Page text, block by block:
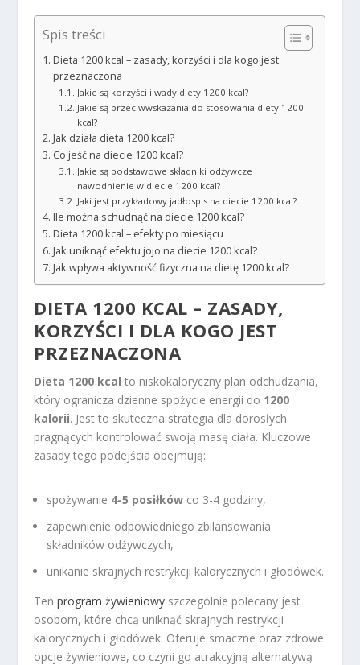
Spis treści
Dieta 1200 kcal – zasady, korzyści i dla kogo jest
przeznaczona
Jakie są korzyści i wady diety 1200 kcal?
Jakie są przeciwwskazania do stosowania diety 1200
kcal?
Jak działa dieta 1200 kcal?
Co jeść na diecie 1200 kcal?
Jakie są podstawowe składniki odżywcze i
nawodnienie w diecie 1200 kcal?
Jaki jest przykładowy jadłospis na diecie 1200 kcal?
Ile można schudnąć na diecie 1200 kcal?
Dieta 1200 kcal – efekty po miesiącu
Jak uniknąć efektu jojo na diecie 1200 kcal?
Jak wpływa aktywność fizyczna na dietę 1200 kcal?
DIETA 1200 KCAL – ZASADY,
KORZYŚCI I DLA KOGO JEST
PRZEZNACZONA
Dieta 1200 kcal to niskokaloryczny plan odchudzania,
który ogranicza dzienne spożycie energii do 1200
kalorii. Jest to skuteczna strategia dla dorosłych
pragnących kontrolować swoją masę ciała. Kluczowe
zasady tego podejścia obejmują:
spożywanie 4-5 posiłków co 3-4 godziny,
zapewnienie odpowiedniego zbilansowania
składników odżywczych,
unikanie skrajnych restrykcji kalorycznych i głodówek.
Tenprogram żywieniowy szczególnie polecany jest
osobom, które chcą uniknąć skrajnych restrykcji
kalorycznych i głodówek. Oferuje smaczne oraz zdrowe
opcje żywieniowe, co czyni go atrakcyjną alternatywą